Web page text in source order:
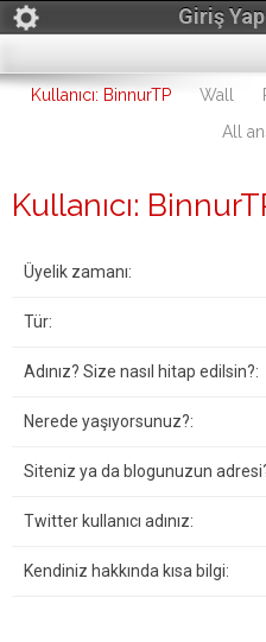
Giriş Yap
Kullanıcı: BinnurTP Wall
All
Kullanıcı:
Üyelik zamanı:
Tür:
Adınız? Size nasıl hitap edilsin?:
Nerede yaşıyorsunuz?:
Siteniz ya da blogunuzun
Twitter kullanıcı adınız:
Kendiniz hakkında kısa bilgi: